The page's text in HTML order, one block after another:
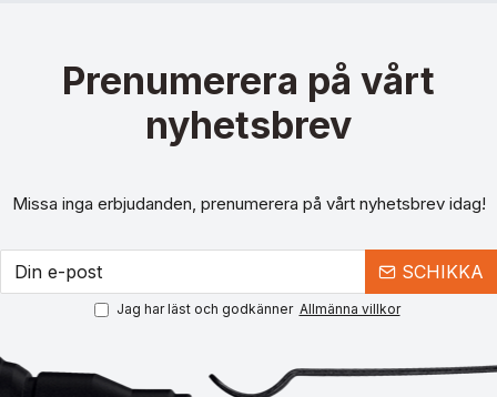
Prenumerera på vårt
nyhetsbrev
Missa inga erbjudanden, prenumerera på vårt nyhetsbrev idag!
SCHIKKA
Jag har läst och godkänner Allmänna villkor